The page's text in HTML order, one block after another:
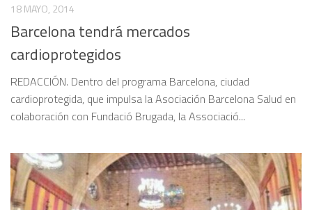
18 MAYO, 2014
Barcelona tendrá mercados
cardioprotegidos
REDACCIÓN. Dentro del programa Barcelona, ciudad
cardioprotegida, que impulsa la Asociación Barcelona Salud en
colaboración con Fundació Brugada, la Associació...